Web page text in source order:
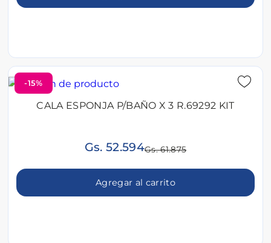
-15%
CALA ESPONJA P/BAÑO X 3 R.69292 KIT
Gs. 52.594Gs. 61.875
Agregar al carrito